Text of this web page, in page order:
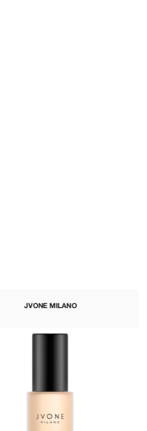
JVONE MILANO